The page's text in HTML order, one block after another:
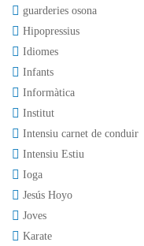
guarderies osona
Hipopressius
Idiomes
Infants
Informàtica
Institut
Intensiu carnet de conduir
Intensiu Estiu
Ioga
Jesús Hoyo
Joves
Karate